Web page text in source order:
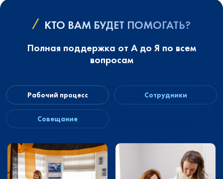
КТО ВАМ БУДЕТ ПОМОГАТЬ?
Полная поддержка от А до Я по всем
вопросам
Рабочий процесс Сотрудники
Совещание